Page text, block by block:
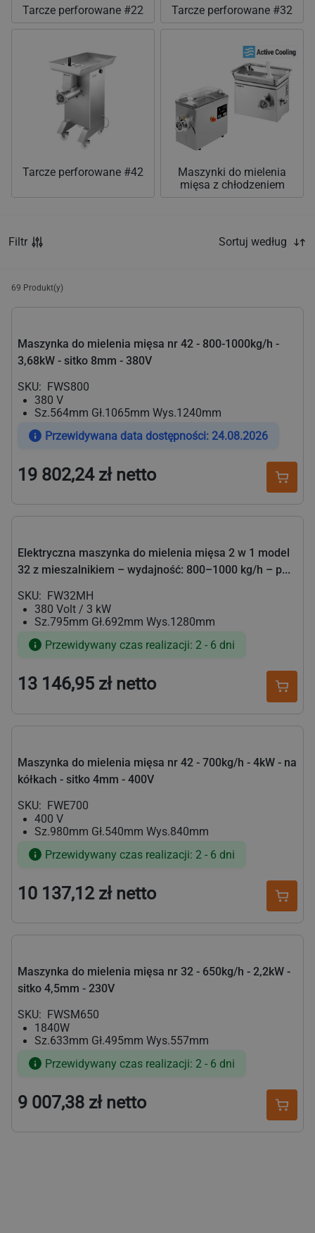
Tarcze perforowane #22 Tarcze perforowane #32
Tarcze perforowane #42
Maszynki do mielenia
mięsa z chłodzeniem
Filtr Sortuj według
69 Produkt(y)
Maszynka do mielenia mięsa nr 42 - 800-1000kg/h -
3,68kW - sitko 8mm - 380V
SKU: FWS800
380 V
Sz.564mm Gł.1065mm Wys.1240mm
Przewidywana data dostępności: 24.08.2026
Cena
19 802,24 zł netto
Elektryczna maszynka do mielenia mięsa 2 w 1 model
32 z mieszalnikiem – wydajność: 800–1000 kg/h – p...
SKU:
FW32MH
380 Volt / 3 kW
Sz.795mm Gł.692mm Wys.1280mm
Przewidywany czas realizacji: 2 - 6 dni
Cena
13 146,95 zł netto
Maszynka do mielenia mięsa nr 42 - 700kg/h - 4kW - na
kółkach - sitko 4mm - 400V
SKU: FWE700
400 V
Sz.980mm Gł.540mm Wys.840mm
Przewidywany czas realizacji: 2 - 6 dni
Cena
10 137,12 zł netto
Maszynka do mielenia mięsa nr 32 - 650kg/h - 2,2kW -
sitko 4,5mm - 230V
SKU: FWSM650
1840W
Sz.633mm Gł.495mm Wys.557mm
Przewidywany czas realizacji: 2 - 6 dni
Cena
9 007,38 zł netto